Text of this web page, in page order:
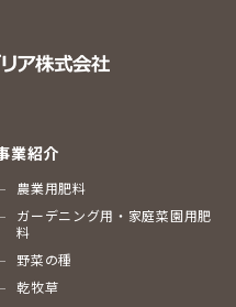
業紹介
農業用肥料
ガーデニング用・家庭菜園用肥
料
野菜の種
乾牧草